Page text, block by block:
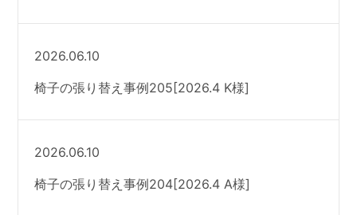
2026.06.10
椅子の張り替え事例205[2026.4 K様]
2026.06.10
椅子の張り替え事例204[2026.4 A様]